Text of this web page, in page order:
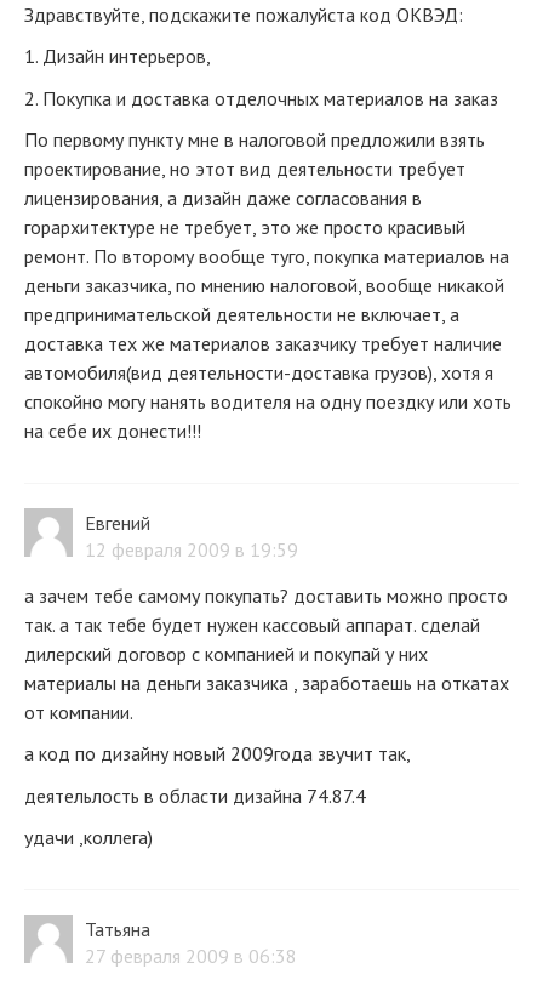
Здравствуйте, подскажите пожалуйста код ОКВЭД:
1. Дизайн интерьеров,
2. Покупка и доставка отделочных материалов на заказ
По первому пункту мне в налоговой предложили взять
проектирование, но этот вид деятельности требует
лицензирования, а дизайн даже согласования в
горархитектуре не требует, это же просто красивый
ремонт. По второму вообще туго, покупка материалов на
деньги заказчика, по мнению налоговой, вообще никакой
предпринимательской деятельности не включает, а
доставка тех же материалов заказчику требует наличие
автомобиля(вид деятельности-доставка грузов), хотя я
спокойно могу нанять водителя на одну поездку или хоть
на себе их донести!!!
Евгений
12 февраля 2009 в 19:59
а зачем тебе самому покупать? доставить можно просто
так. а так тебе будет нужен кассовый аппарат. сделай
дилерский договор с компанией и покупай у них
материалы на деньги заказчика , заработаешь на откатах
от компании.
а код по дизайну новый 2009года звучит так,
деятельлость в области дизайна 74.87.4
удачи ,коллега)
Татьяна
27 февраля 2009 в 06:38